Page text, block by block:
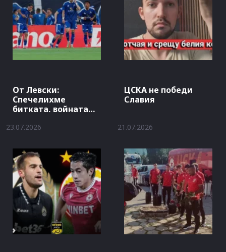
От Левски:
Спечелихме
битката, войната
23.07.2026
ЦСКА не победи
Славия
21.07.2026